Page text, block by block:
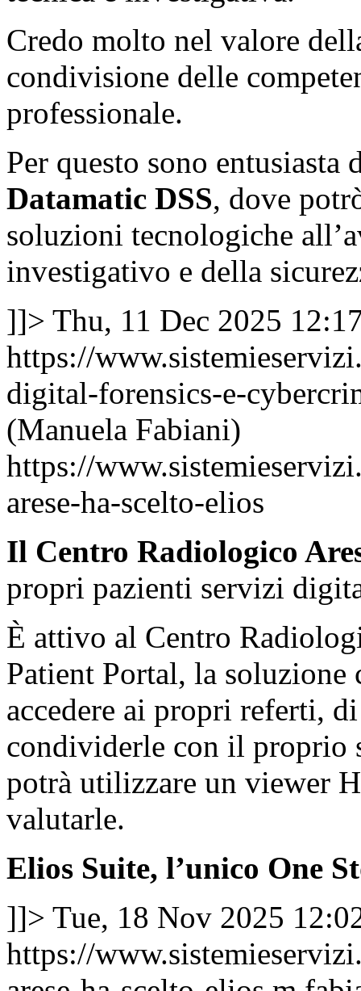
Credo molto nel valore
condivisione delle
professionale.
Per questo sono
Datamatic DSS, dove
soluzioni tecnologiche
investigativo e della
]]> Thu, 11 Dec 2025
https://
digital-forensics-e-
(Manuela Fabiani)
https://
arese-ha-scelto-elios
Il Centro Radiologico
propri pazienti servizi
È attivo al Centro
Patient Portal, la soluzione
accedere ai propri referti,
condividerle con il proprio
potrà utilizzare un viewer
valutarle.
Elios Suite, l’unico One
]]> Tue, 18 Nov 2025
https://